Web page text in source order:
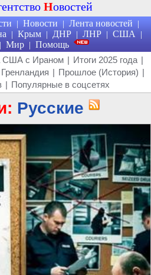
Новостей
| Новости | Лента новостей |
| Крым | ДНР | ЛНР | США |
| Мир | Помощь
США с Ираном | Итоги 2025 года |
Гренландия | Прошлое (История) |
| Популярные в соцсетях
Русские